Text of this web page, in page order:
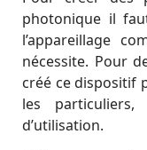
photonique il
l’appareillage
nécessite. Pour
créé ce dispositif
les
d’utilisation.